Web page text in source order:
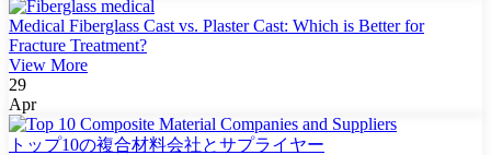
Medical Fiberglass Cast vs. Plaster Cast: Which is Better for
Fracture Treatment?
View More
29
Apr
トップ10の複合材料会社とサプライヤー